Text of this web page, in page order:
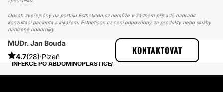
Obsah zveřejněný na portálu Estheticon.cz nemůže v žádném případě nahradit
konzultaci pacienta s lékařem. Estheticon.cz není odpovědný za produkty nebo služby
nabízené odborníky.
MUDr. Jan Bouda
4.7(28)·Plzeň
KONTAKTOVAT
ESTHETICON
PŘÍBĚHY
PŘÍBĚHY TÝKAJÍCÍ SE ZÁKROKU ABDOMINOPLASTIKA
INFEKCE PO ABDOMINOPLASTICE